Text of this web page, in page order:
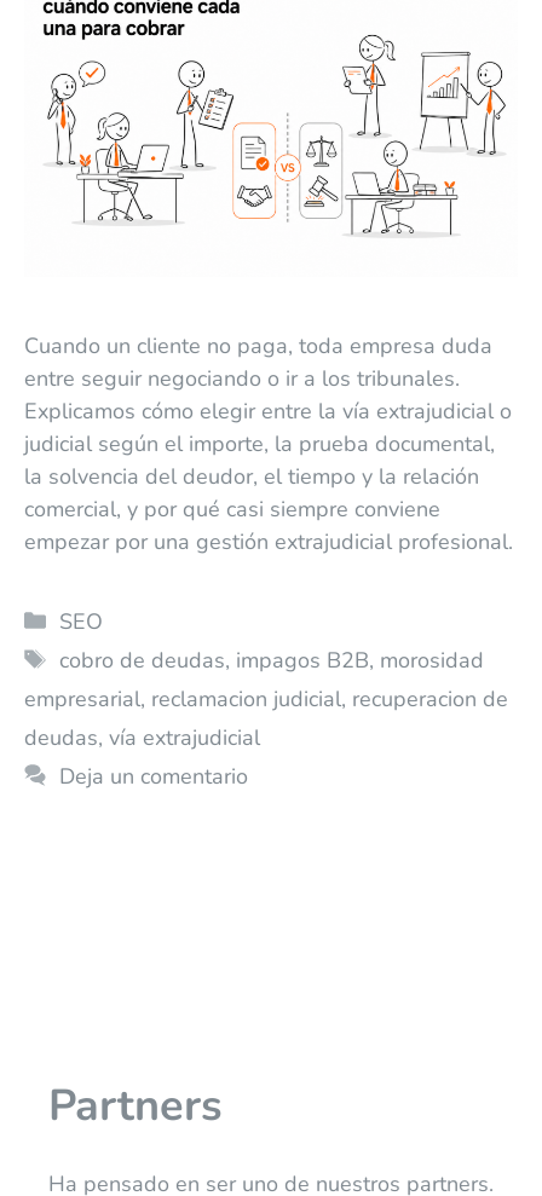
Cuando un cliente no paga, toda empresa duda
entre seguir negociando o ir a los tribunales.
Explicamos cómo elegir entre la vía extrajudicial o
judicial según el importe, la prueba documental,
la solvencia del deudor, el tiempo y la relación
comercial, y por qué casi siempre conviene
empezar por una gestión extrajudicial profesional.
SEO
cobro de deudas, impagos B2B, morosidad
empresarial, reclamacion judicial, recuperacion de
deudas, vía extrajudicial
Deja un comentario
Partners
Ha pensado en ser uno de nuestros partners.